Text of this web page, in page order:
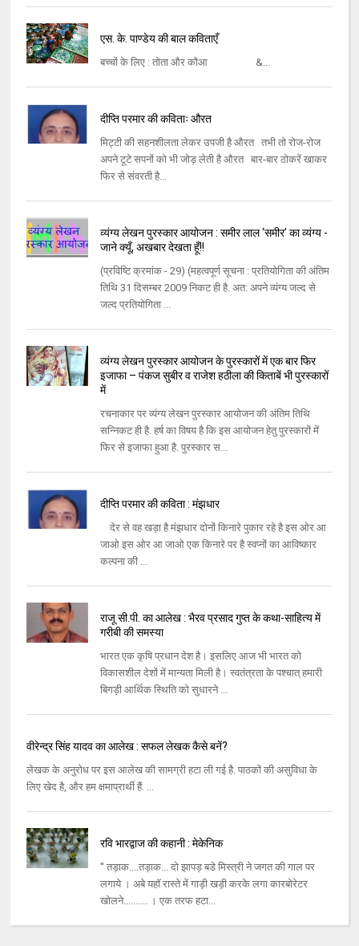
एस. के. पाण्डेय की बाल कविताएँ
बच्चों के लिए : तोता और कौआ &...
दीप्‍ति परमार की कविताः औरत
मिट्टी की सहनशीलता लेकर उपजी है औरत तभी तो रोज-रोज
अपने टूटे सपनों को भी जोड़ लेती है औरत बार-बार ठोकरें खाकर
फिर से संवरती है...
व्यंग्य लेखन पुरस्कार आयोजन : समीर लाल ‘समीर’ का व्यंग्य -
जाने क्यूँ, अखबार देखता हूँ!!
(प्रविष्टि क्रमांक - 29) (महत्वपूर्ण सूचना : प्रतियोगिता की अंतिम
तिथि 31 दिसम्बर 2009 निकट ही है. अत: अपने व्यंग्य जल्द से
जल्द प्रतियोगिता ...
व्यंग्य लेखन पुरस्कार आयोजन के पुरस्कारों में एक बार फिर
इजाफा – पंकज सुबीर व राजेश हठीला की किताबें भी पुरस्कारों
में
रचनाकार पर व्यंग्य लेखन पुरस्कार आयोजन की अंतिम तिथि
सन्निकट ही है. हर्ष का विषय है कि इस आयोजन हेतु पुरस्कारों में
फिर से इजाफा हुआ है. पुरस्कार स...
दीप्‍ति परमार की कविता : मंझधार
देर से वह खड़ा है मंझधार दोनों किनारे पुकार रहे है इस ओर आ
जाओ इस ओर आ जाओ एक किनारे पर है स्‍वप्‍नों का आविष्‍कार
कल्‍पना की ...
राजू सी.पी. का आलेख : भैरव प्रसाद गुप्त के कथा-साहित्य में
गरीबी की समस्या
भारत एक कृषि प्रधान देश है। इसलिए आज भी भारत को
विकासशील देशों में मान्यता मिली है। स्वतंत्रता के पश्चात् हमारी
बिगड़ी आर्थिक स्थिति को सुधारने ...
वीरेन्द्र सिंह यादव का आलेख : सफल लेखक कैसे बनें?
लेखक के अनुरोध पर इस आलेख की सामग्री हटा ली गई है. पाठकों की असुविधा के
लिए खेद है, और हम क्षमाप्रार्थी हैं. ...
रवि भारद्वाज की कहानी : मेकेनिक
'' तड़ाक....तड़ाक... दो झापड़ बडे मिस्‍त्री ने जगत की गाल पर
लगाये । अबे यहॉ रास्‍ते में गाड़ी खड़ी करके लगा कारबोरेटर
खोलने.......... । एक तरफ हटा...